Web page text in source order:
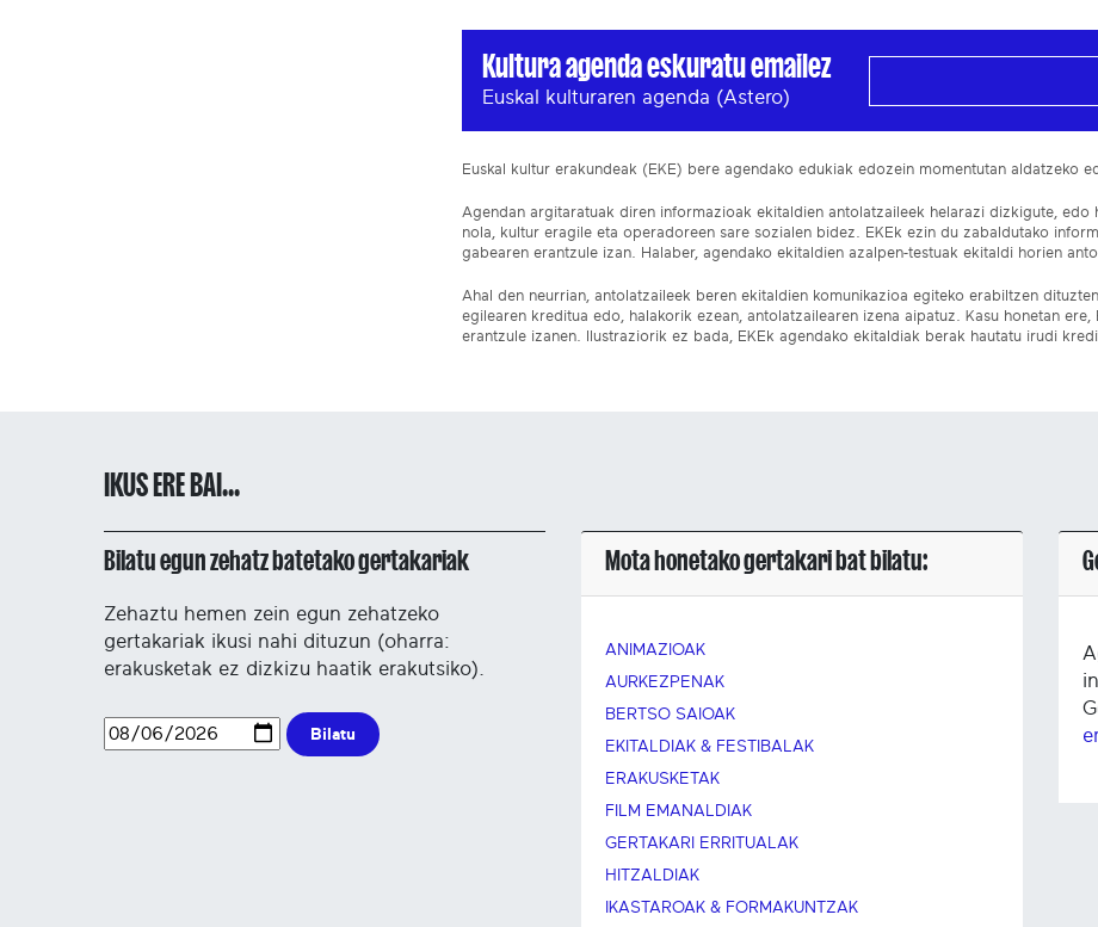
Kultura agenda eskuratu emailez
Euskal kulturaren agenda (Astero)
Euskal kultur erakundeak (EKE) bere agendako edukiak edozein momentutan aldatzeko
Agendan argitaratuak diren informazioak ekitaldien antolatzaileek helarazi dizkigute, edo
nola, kultur eragile eta operadoreen sare sozialen bidez. EKEk ezin du zabaldutako
gabearen erantzule izan. Halaber, agendako ekitaldien azalpen-testuak ekitaldi horien
Ahal den neurrian, antolatzaileek beren ekitaldien komunikazioa egiteko erabiltzen
egilearen kreditua edo, halakorik ezean, antolatzailearen izena aipatuz. Kasu honetan
erantzule izanen. Ilustraziorik ez bada, EKEk agendako ekitaldiak berak hautatu irudi
IKUS ERE BAI...
Bilatu egun zehatz batetako gertakariak
Zehaztu hemen zein egun zehatzeko
gertakariak ikusi nahi dituzun (oharra:
erakusketak ez dizkizu haatik erakutsiko).
Bilatu
Mota honetako gertakari bat bilatu:
ANIMAZIOAK
AURKEZPENAK
BERTSO SAIOAK
EKITALDIAK & FESTIBALAK
ERAKUSKETAK
FILM EMANALDIAK
GERTAKARI ERRITUALAK
HITZALDIAK
IKASTAROAK & FORMAKUNTZAK